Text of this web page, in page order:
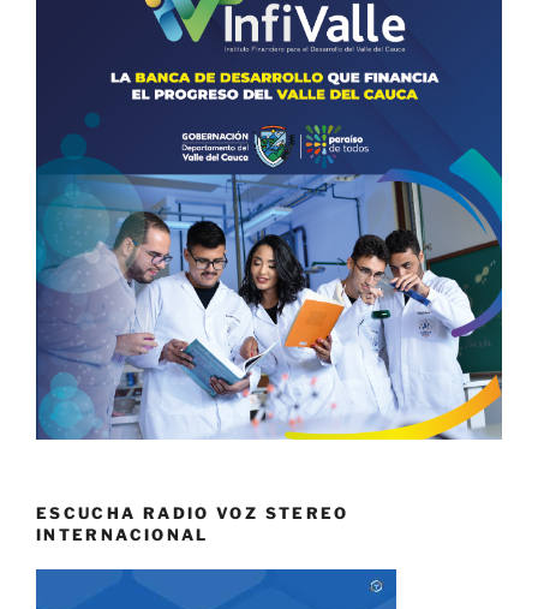
ESCUCHA RADIO VOZ STEREO
INTERNACIONAL